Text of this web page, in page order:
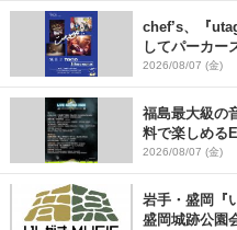
chef’s、『
してパーカー
2026/08/07 (金)
福島最大級の
料で楽しめる
発表
2026/08/07 (金)
岩手・盛岡『
盛岡城跡公園